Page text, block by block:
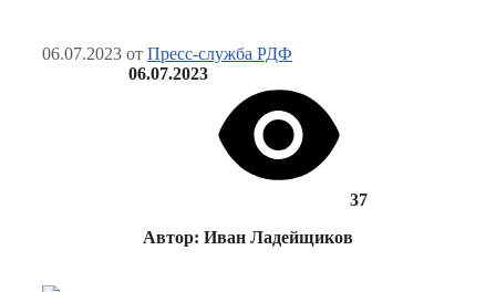
06.07.2023 от Пресс-служба РДФ
06.07.2023
37
Автор: Иван Ладейщиков